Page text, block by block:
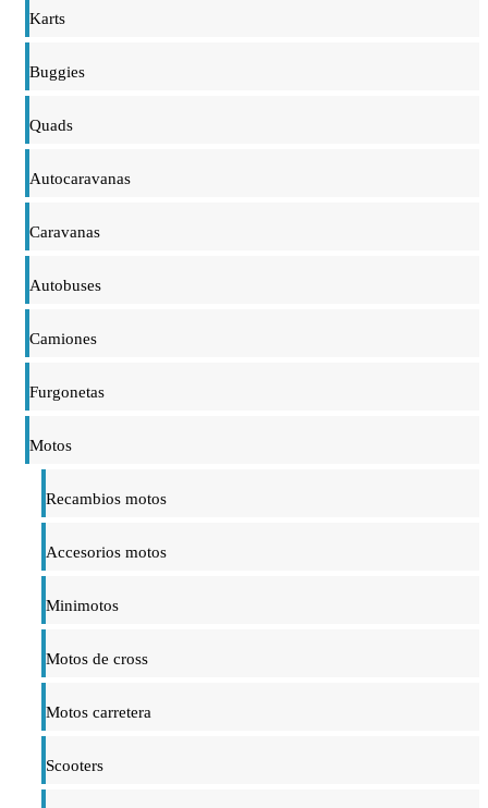
Karts
Buggies
Quads
Autocaravanas
Caravanas
Autobuses
Camiones
Furgonetas
Motos
Recambios motos
Accesorios motos
Minimotos
Motos de cross
Motos carretera
Scooters